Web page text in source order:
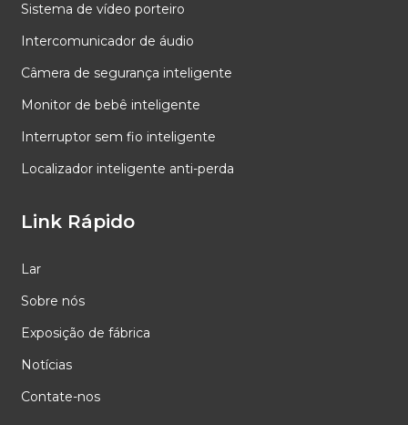
Sistema de vídeo porteiro
Intercomunicador de áudio
Câmera de segurança inteligente
Monitor de bebê inteligente
Interruptor sem fio inteligente
Localizador inteligente anti-perda
Link Rápido
Lar
Sobre nós
Exposição de fábrica
Notícias
Contate-nos